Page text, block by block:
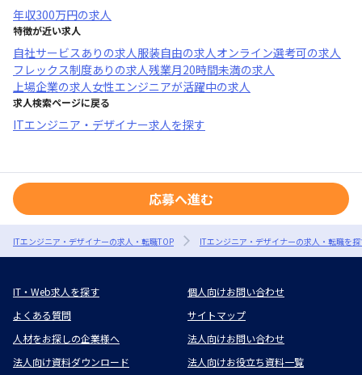
年収300万円の求人
特徴が近い求人
自社サービスあり の求人服装自由の求人オンライン選考可の求人
フレックス制度あり の求人残業月20時間未満の求人
上場企業の求人女性エンジニアが活躍中の求人
求人検索ページに戻る
ITエンジニア・デザイナー求人を探す
応募へ進む
ITエンジニア・デザイナーの求人・転職TOP ITエンジニア・デザイナーの求人・転職を
IT・Web求人を探す
個人向けお問い合わせ
よくある質問
サイトマップ
人材をお探しの企業様へ
法人向けお問い合わせ
法人向け資料ダウンロード
法人向けお役立ち資料一覧